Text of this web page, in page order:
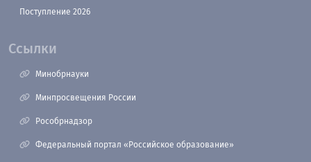
Поступление 2026
Ссылки
Минобрнауки
Минпросвещения России
Рособрнадзор
Федеральный портал «Российское образование»